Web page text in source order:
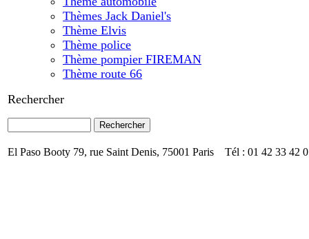
Thèmes Jack Daniel's
Thème Elvis
Thème police
Thème pompier FIREMAN
Thème route 66
Rechercher
El Paso Booty 79, rue Saint Denis, 75001 Paris Tél : 01 42 33 42